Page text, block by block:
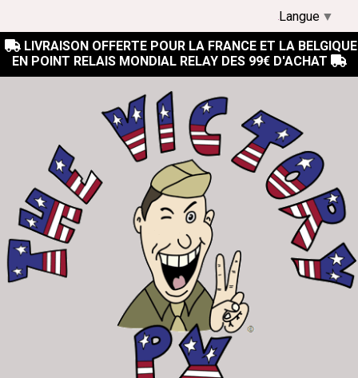
 LIVRAISON OFFERTE POUR LA FRANCE ET LA BELGIQUE
EN POINT RELAIS MONDIAL RELAY DES 99€ D'ACHAT 
Langue ▼